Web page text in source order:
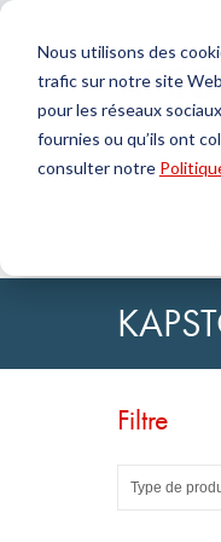
Nous utilisons des
trafic sur notre site
pour les réseaux
fournies ou qu’ils ont
consulter notre
guidage
Joints plats
Chercher
Filtre
Type de